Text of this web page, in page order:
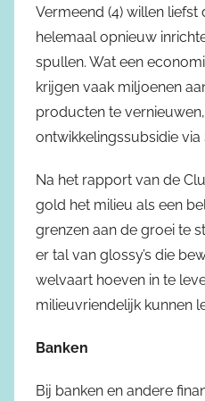
Vermeend (4) willen liefst
helemaal opnieuw
spullen. Wat een
krijgen vaak miljoenen
producten te
ontwikkelingssubsidie via
Na het rapport van de
gold het milieu als een
grenzen aan de groei te
er tal van glossy’s die
welvaart hoeven in te
milieuvriendelijk kunnen
Banken
Bij banken en andere